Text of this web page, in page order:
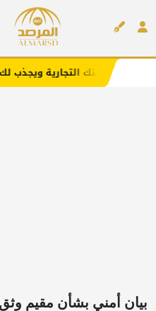
ويجذب لك مزيدًا من
بيان أمني بشأن مقيم